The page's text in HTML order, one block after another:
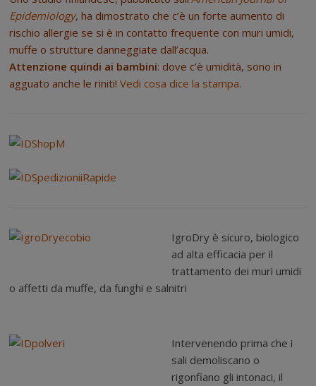
Epidemiology, ha dimostrato che c’è un forte aumento di
rischio allergie se si è in contatto frequente con muri umidi,
muffe o strutture danneggiate dall’acqua.
Attenzione quindi ai bambini: dove c’è umidità, sono in
agguato anche le riniti!Vedi cosa dice la stampa.
IgroDry è sicuro, biologico
ad alta efficacia per il
trattamento dei muri umidi
o affetti da muffe, da funghi e salnitri
Intervenendo prima che i
sali demoliscano o
rigonfiano gli intonaci, il